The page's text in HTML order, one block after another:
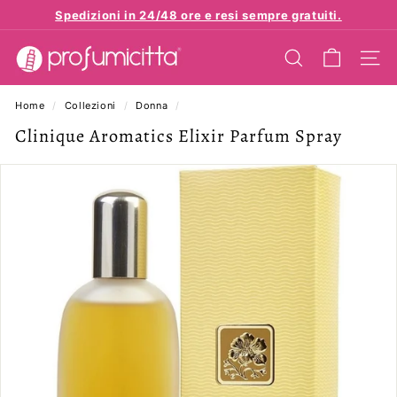
direttamente
contenuti
Metti
presentazione
Spedizioni in 24/48 ore e resi sempre gratuiti.
p
r
o
f
u
m
CERCA
Home / Collezioni / Donna /
Clinique Aromatics Elixir Parfum Spray